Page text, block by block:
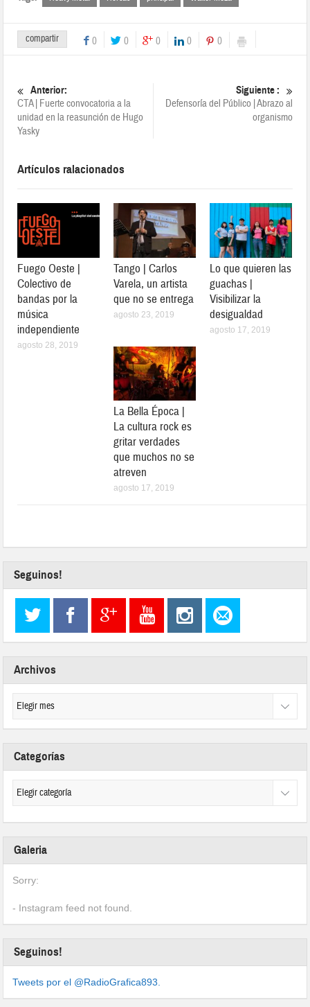
compartir 0 0 0 0 0
Anterior:
CTA | Fuerte convocatoria a la
unidad en la reasunción de Hugo
Yasky
Siguiente :
Defensoría del Público | Abrazo al
organismo
Artículos ralacionados
Fuego Oeste |
Colectivo de
bandas por la
música
independiente
agosto 28, 2019
Tango | Carlos
Varela, un artista
que no se entrega
agosto 23, 2019
Lo que quieren las
guachas |
Visibilizar la
desigualdad
agosto 17, 2019
La Bella Época |
La cultura rock es
gritar verdades
que muchos no se
atreven
agosto 17, 2019
Seguinos!
Archivos
Categorías
Galeria
Sorry:
- Instagram feed not found.
Seguinos!
Tweets por el @RadioGrafica893.